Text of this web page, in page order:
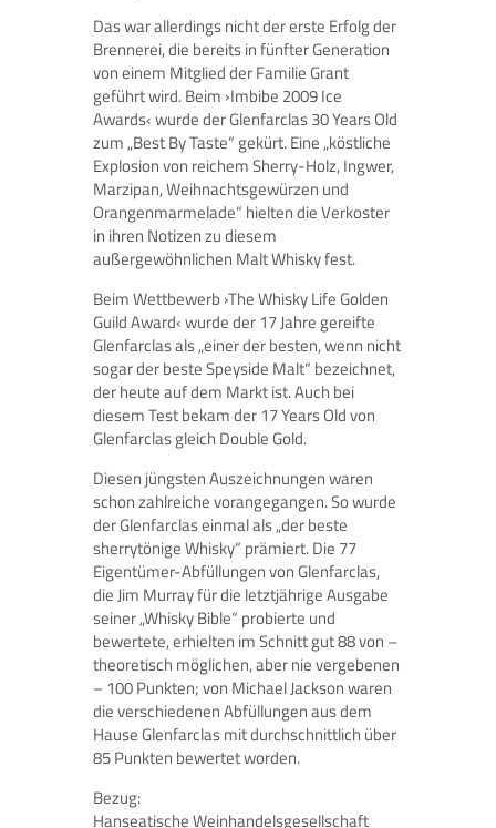
Das war allerdings nicht der erste Erfolg der
Brennerei, die bereits in fünfter Generation
von einem Mitglied der Familie Grant
geführt wird. Beim ›Imbibe 2009 Ice
Awards‹ wurde der Glenfarclas 30 Years Old
zum „Best By Taste“ gekürt. Eine „köstliche
Explosion von reichem Sherry-Holz, Ingwer,
Marzi­pan, Weihnachtsgewürzen und
Orangenmarmelade“ hielten die Verkoster
in ihren Notizen zu diesem
außergewöhnlichen Malt Whisky fest.
Beim Wettbewerb ›The Whisky Life Golden
Guild Award‹ wurde der 17 Jahre gereifte
Glenfarclas als „einer der besten, wenn nicht
sogar der beste Speyside Malt“ bezeichnet,
der heute auf dem Markt ist. Auch bei
diesem Test bekam der 17 Years Old von
Glenfarclas gleich Double Gold.
Diesen jüngsten Auszeichnungen waren
schon zahlreiche vorangegangen. So wurde
der Glenfarclas einmal als „der beste
sherrytönige Whisky“ prämiert. Die 77
Eigentümer-Abfüllungen von Glenfarclas,
die Jim Murray für die letztjährige Ausgabe
seiner „Whisky Bible“ probierte und
bewertete, erhielten im Schnitt gut 88 von –
theoretisch möglichen, aber nie vergebenen
– 100 Punkten; von Michael Jackson waren
die verschiedenen Abfüllungen aus dem
Hause Glenfarclas mit durchschnittlich über
85 Punkten bewertet worden.
Bezug:
Hanseatische Weinhandelsgesellschaft